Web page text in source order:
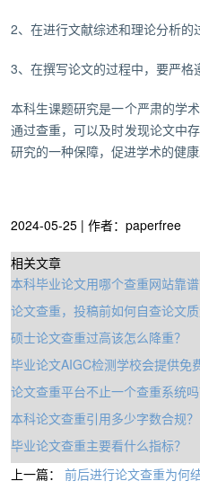
2、在进行文献综述和理论分析的
3、在撰写论文的过程中，要严格
本科生课题研究是一个严肃的学
通过查重，可以及时发现论文中
研究的一种保障，促进学术的健康
2024-05-25 | 作者：paperfree
相关文章
本科毕业论文用哪个查重网站靠谱
论文查重，投稿前如何自查论文质
硕士论文查重过高该怎么降重？
毕业论文AIGC检测学校会提供免
论文查重平台不止一个查重系统吗
本科论文查重引用多少字数合规？
毕业论文查重主要看什么指标？
上一篇： 前后进行论文查重为何